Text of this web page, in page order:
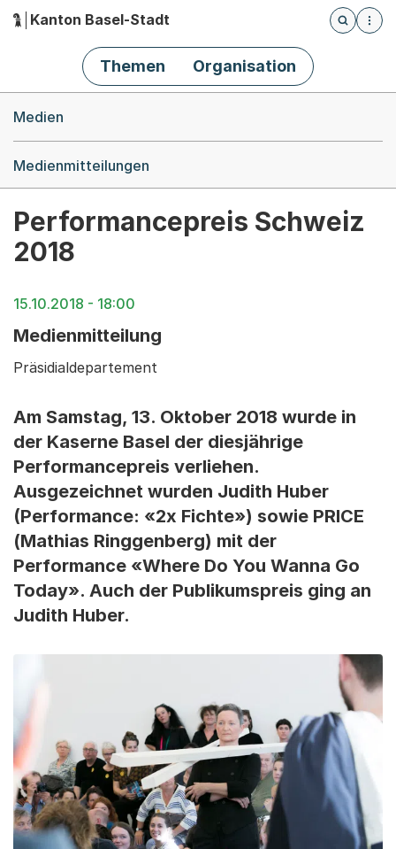
Hauptnavigation
Kanton Basel-Stadt
Öffnet
Themen Organisation
Medien
Medienmitteilungen
Performancepreis Schweiz
2018
15.10.2018 - 18:00
Medienmitteilung
Präsidialdepartement
Am Samstag, 13. Oktober 2018 wurde in
der Kaserne Basel der diesjährige
Performancepreis verliehen.
Ausgezeichnet wurden Judith Huber
(Performance: «2x Fichte») sowie PRICE
(Mathias Ringgenberg) mit der
Performance «Where Do You Wanna Go
Today». Auch der Publikumspreis ging an
Judith Huber.